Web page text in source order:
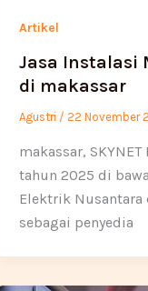
Artikel
Jasa Instalasi
di makassar
Agustri /22 November
makassar,
tahun 2025 di
Elektrik Nusantara
sebagai penyedia